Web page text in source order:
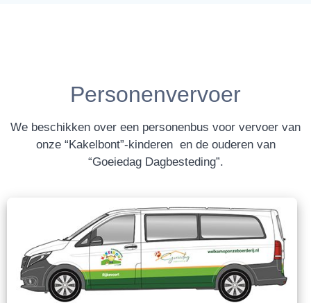
Personenvervoer
We beschikken over een personenbus voor vervoer van
onze “Kakelbont”-kinderen en de ouderen van
“Goeiedag Dagbesteding”.